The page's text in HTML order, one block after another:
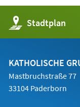
Stadtplan
(Öffnet
in
einem
Tab)
KATHOLISCHE
Mastbruchstraße 77
33104 Paderborn